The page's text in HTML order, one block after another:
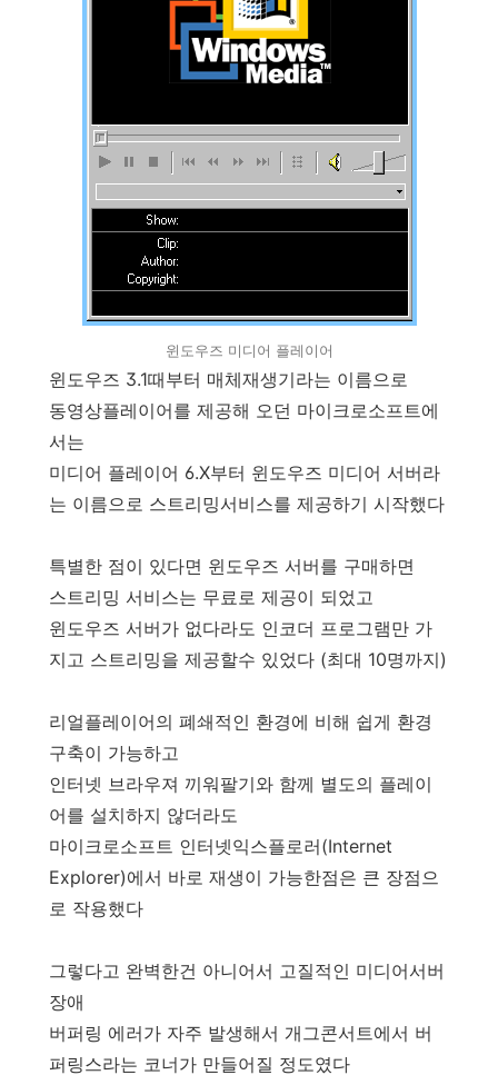
윈도우즈 미디어 플레이어
윈도우즈 3.1때부터 매체재생기라는 이름으로
동영상플레이어를 제공해 오던 마이크로소프트에
서는
미디어 플레이어 6.X부터 윈도우즈 미디어 서버라
는 이름으로 스트리밍서비스를 제공하기 시작했다
특별한 점이 있다면 윈도우즈 서버를 구매하면
스트리밍 서비스는 무료로 제공이 되었고
윈도우즈 서버가 없다라도 인코더 프로그램만 가
지고 스트리밍을 제공할수 있었다 (최대 10명까지)
리얼플레이어의 폐쇄적인 환경에 비해 쉽게 환경
구축이 가능하고
인터넷 브라우져 끼워팔기와 함께 별도의 플레이
어를 설치하지 않더라도
마이크로소프트 인터넷익스플로러(Internet
Explorer)에서 바로 재생이 가능한점은 큰 장점으
로 작용했다
그렇다고 완벽한건 아니어서 고질적인 미디어서버
장애
버퍼링 에러가 자주 발생해서 개그콘서트에서 버
퍼링스라는 코너가 만들어질 정도였다